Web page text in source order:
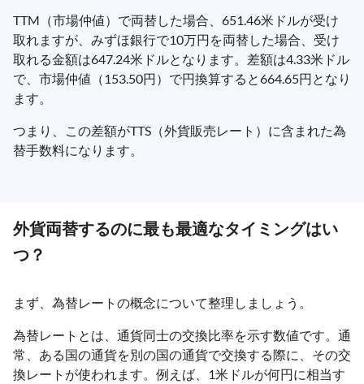
TTM（市場仲値）で両替した場合、651.46米ドルが受け
取れますが、みずほ銀行で10万円を両替した場合、受け
取れる金額は647.24米ドルとなります。差額は4.33米ドル
で、市場仲値（153.50円）で円換算すると664.65円となり
ます。
つまり、この差額がTTS（外貨販売レート）に含まれた為
替手数料になります。
外貨両替するのに最も最適なタイミングはい
つ？
まず、為替レートの概念について整理しましょう。
為替レートとは、通貨同士の交換比率を示す数値です。通
常、ある国の通貨を別の国の通貨で交換する際に、その交
換レートが使われます。例えば、1米ドルが何円に相当す